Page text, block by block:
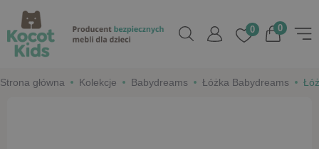
0
0
Strona główna Kolekcje Babydreams Łóżka Babydreams